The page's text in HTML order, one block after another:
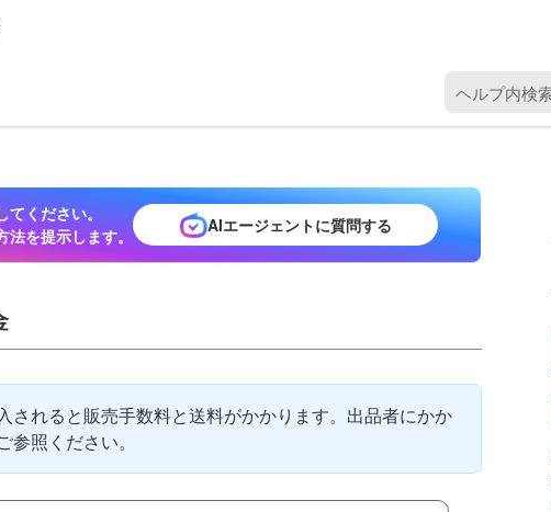
プ
検
索
（
キ
ー
入
）
てください。
法を提示します。
AIエージェントに質問する
されると販売手数料と送料がかかります。出品者にかか
参照ください。